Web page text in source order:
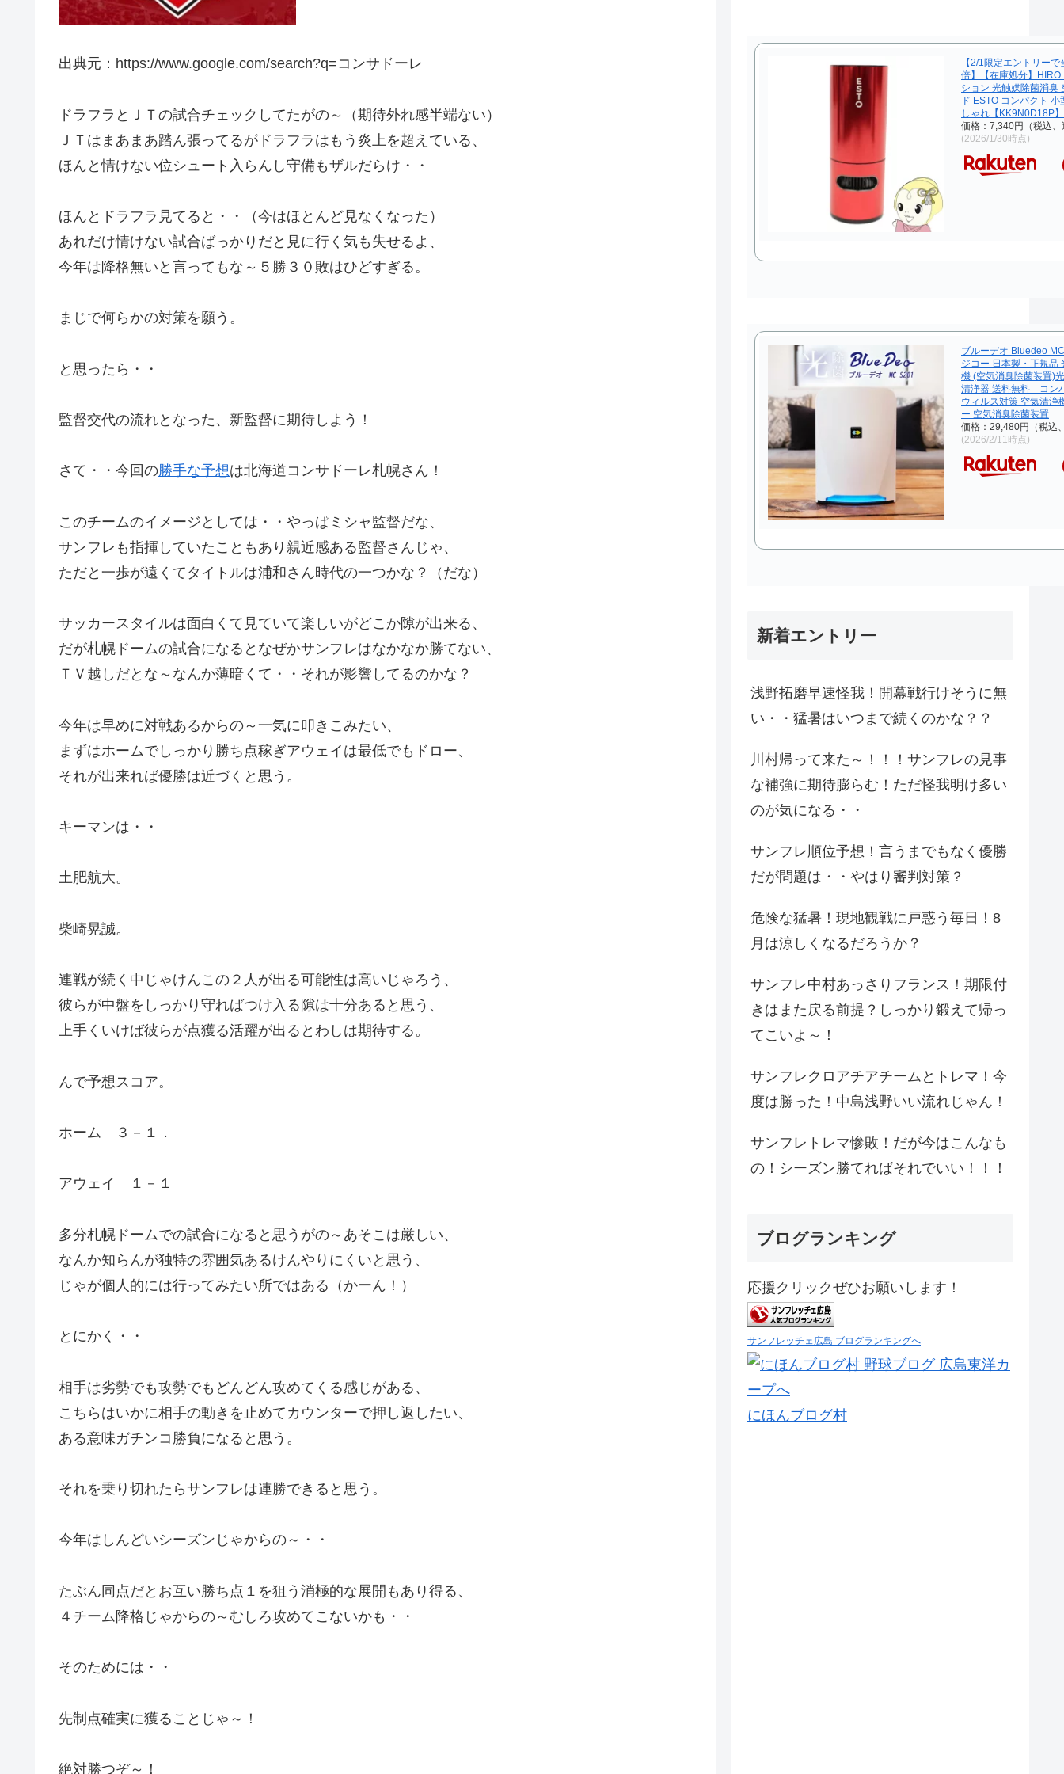
出典元：https://www.google.com/search?q=コンサドーレ
ドラフラとＪＴの試合チェックしてたがの～（期待外れ感半端ない）
ＪＴはまあまあ踏ん張ってるがドラフラはもう炎上を超えている、
ほんと情けない位シュート入らんし守備もザルだらけ・・
ほんとドラフラ見てると・・（今はほとんど見なくなった）
あれだけ情けない試合ばっかりだと見に行く気も失せるよ、
今年は降格無いと言ってもな～５勝３０敗はひどすぎる。
まじで何らかの対策を願う。
と思ったら・・
監督交代の流れとなった、新監督に期待しよう！
さて・・今回の勝手な予想は北海道コンサドーレ札幌さん！
このチームのイメージとしては・・やっぱミシャ監督だな、
サンフレも指揮していたこともあり親近感ある監督さんじゃ、
ただと一歩が遠くてタイトルは浦和さん時代の一つかな？（だな）
サッカースタイルは面白くて見ていて楽しいがどこか隙が出来る、
だが札幌ドームの試合になるとなぜかサンフレはなかなか勝てない、
ＴＶ越しだとな～なんか薄暗くて・・それが影響してるのかな？
今年は早めに対戦あるからの～一気に叩きこみたい、
まずはホームでしっかり勝ち点稼ぎアウェイは最低でもドロー、
それが出来れば優勝は近づくと思う。
キーマンは・・
土肥航大。
柴崎晃誠。
連戦が続く中じゃけんこの２人が出る可能性は高いじゃろう、
彼らが中盤をしっかり守ればつけ入る隙は十分あると思う、
上手くいけば彼らが点獲る活躍が出るとわしは期待する。
んで予想スコア。
ホーム ３－１．
アウェイ １－１
多分札幌ドームでの試合になると思うがの～あそこは厳しい、
なんか知らんが独特の雰囲気あるけんやりにくいと思う、
じゃが個人的には行ってみたい所ではある（かーん！）
とにかく・・
相手は劣勢でも攻勢でもどんどん攻めてくる感じがある、
こちらはいかに相手の動きを止めてカウンターで押し返したい、
ある意味ガチンコ勝負になると思う。
それを乗り切れたらサンフレは連勝できると思う。
今年はしんどいシーズンじゃからの～・・
たぶん同点だとお互い勝ち点１を狙う消極的な展開もあり得る、
４チーム降格じゃからの～むしろ攻めてこないかも・・
そのためには・・
先制点確実に獲ることじゃ～！
絶対勝つぞ～！
【2/1限定エントリー
倍】【在庫処分】HIRO
ション 光触媒除菌消臭
ド ESTO コンパクト
しゃれ【KK9N0D18P】
価格：7,340円（税込、
(2026/1/30時点)
ブルーデオ Bluedeo
ジコー 日本製・正規品
機 (空気消臭除菌装置)
清浄器 送料無料 コン
ウィルス対策 空気清浄
ー 空気消臭除菌装置
価格：29,480円（税込
(2026/2/11時点)
新着エントリー
浅野拓磨早速怪我！開幕戦行けそうに無
い・・猛暑はいつまで続くのかな？？
川村帰って来た～！！！サンフレの見事
な補強に期待膨らむ！ただ怪我明け多い
のが気になる・・
サンフレ順位予想！言うまでもなく優勝
だが問題は・・やはり審判対策？
危険な猛暑！現地観戦に戸惑う毎日！8
月は涼しくなるだろうか？
サンフレ中村あっさりフランス！期限付
きはまた戻る前提？しっかり鍛えて帰っ
てこいよ～！
サンフレクロアチアチームとトレマ！今
度は勝った！中島浅野いい流れじゃん！
サンフレトレマ惨敗！だが今はこんなも
の！シーズン勝てればそれでいい！！！
ブログランキング
応援クリックぜひお願いします！
サンフレッチェ広島 ブログランキングへ
にほんブログ村